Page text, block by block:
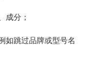
成分；
如跳过品牌或型号名